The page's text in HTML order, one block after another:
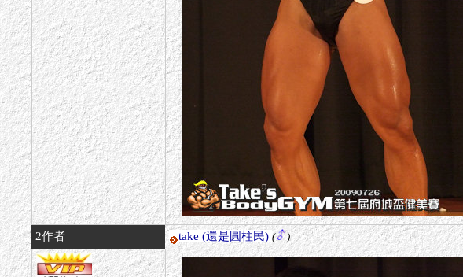
2作者 take (還是圓柱民) ( )